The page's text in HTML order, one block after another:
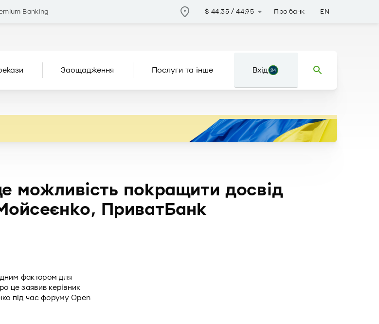
Banking $ 44.35 /44.95 Про банк EN
Заощадження Послуги та інше Вхід
можливість покращити досвід
ПриватБанк
фактором для
це заявив керівник
під час форуму Open